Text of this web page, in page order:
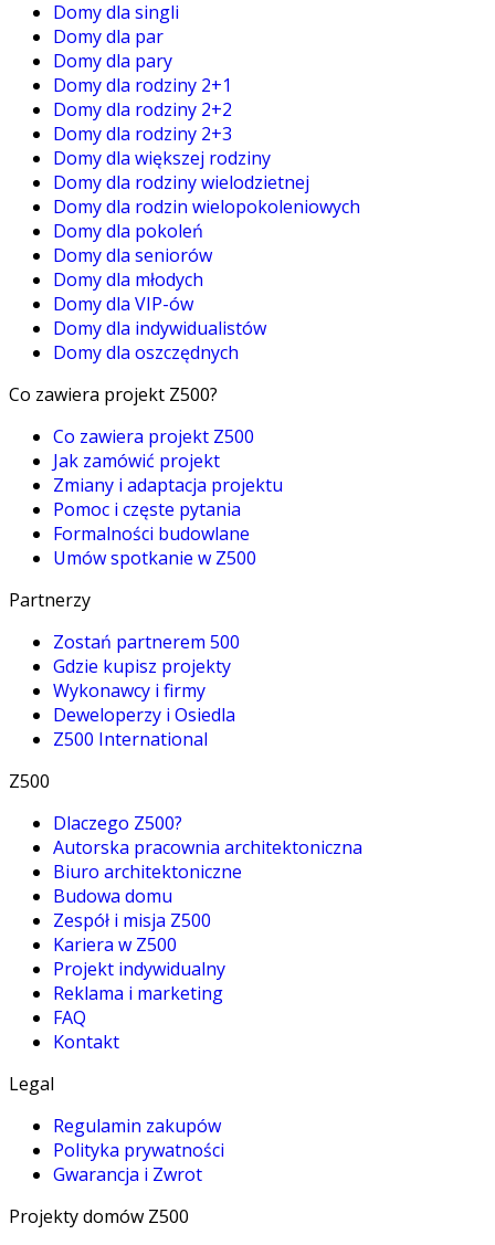
Domy dla singli
Domy dla par
Domy dla pary
Domy dla rodziny 2+1
Domy dla rodziny 2+2
Domy dla rodziny 2+3
Domy dla większej rodziny
Domy dla rodziny wielodzietnej
Domy dla rodzin wielopokoleniowych
Domy dla pokoleń
Domy dla seniorów
Domy dla młodych
Domy dla VIP-ów
Domy dla indywidualistów
Domy dla oszczędnych
Co zawiera projekt Z500?
Co zawiera projekt Z500
Jak zamówić projekt
Zmiany i adaptacja projektu
Pomoc i częste pytania
Formalności budowlane
Umów spotkanie w Z500
Partnerzy
Zostań partnerem 500
Gdzie kupisz projekty
Wykonawcy i firmy
Deweloperzy i Osiedla
Z500 International
Z500
Dlaczego Z500?
Autorska pracownia architektoniczna
Biuro architektoniczne
Budowa domu
Zespół i misja Z500
Kariera w Z500
Projekt indywidualny
Reklama i marketing
FAQ
Kontakt
Legal
Regulamin zakupów
Polityka prywatności
Gwarancja i Zwrot
Projekty domów Z500